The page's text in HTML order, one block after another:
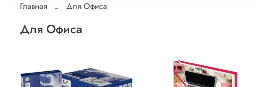
Главная Для Офиса
Для Офиса